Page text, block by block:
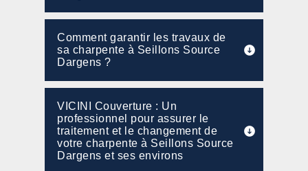
Comment garantir les travaux de
sa charpente à Seillons Source
Dargens ?
VICINI Couverture : Un
professionnel pour assurer le
traitement et le changement de
votre charpente à Seillons Source
Dargens et ses environs